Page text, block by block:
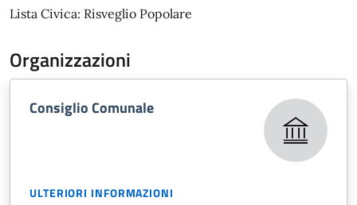
Lista Civica: Risveglio Popolare
Organizzazioni
Consiglio Comunale
ULTERIORI INFORMAZIONI